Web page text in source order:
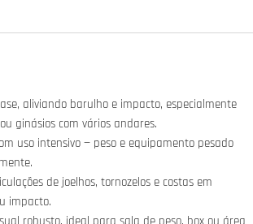
aliviando barulho e impacto, especialmente
ginásios com vários andares.
uso intensivo — peso e equipamento pesado
de joelhos, tornozelos e costas em
impacto.